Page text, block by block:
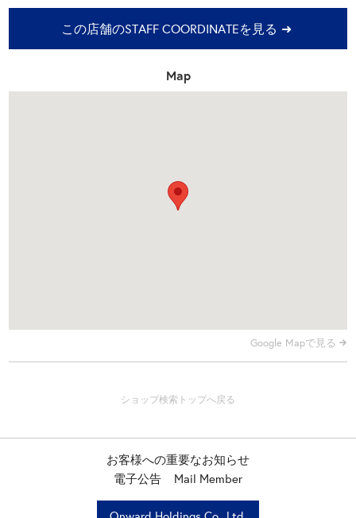
この店舗のSTAFF COORDINATEを見る
Map
Google Mapで見る
お客様への重要なお知らせ
電子公告
Mail Member